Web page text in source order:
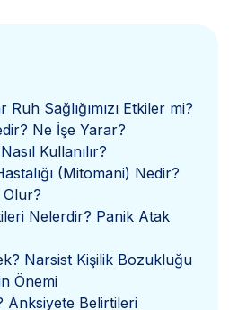
Ruh Sağlığımızı Etkiler mi?
Ne İşe Yarar?
Kullanılır?
(Mitomani) Nedir?
Nelerdir? Panik Atak
Narsist Kişilik Bozukluğu
Önemi
Anksiyete Belirtileri